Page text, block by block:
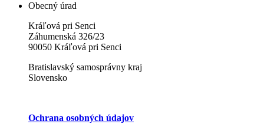
Obecný úrad
Kráľová pri Senci
Záhumenská 326/23
90050 Kráľová pri Senci
Bratislavský samosprávny kraj
Slovensko
Ochrana osobných údajov